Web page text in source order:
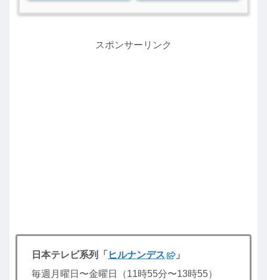
スポンサーリンク
日本テレビ系列「 ヒルナンデス
」
毎週月曜日〜金曜日（11時55分〜13時55）